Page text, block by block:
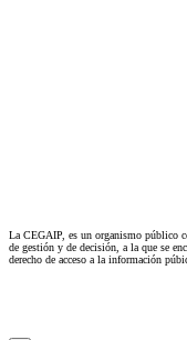
La CEGAIP, es un organismo público
de gestión y de decisión, a la que se
derecho de acceso a la información